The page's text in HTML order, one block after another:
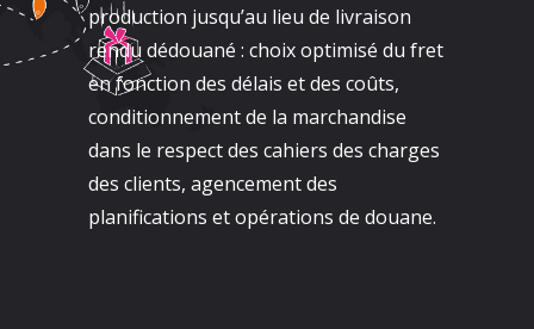
production jusqu’au lieu de livraison
rendu dédouané : choix optimisé du fret
en fonction des délais et des coûts,
conditionnement de la marchandise
dans le respect des cahiers des charges
des clients, agencement des
planifications et opérations de douane.